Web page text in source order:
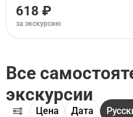
618 ₽
за экскурсию
Все
экскурсии
Цена Дата